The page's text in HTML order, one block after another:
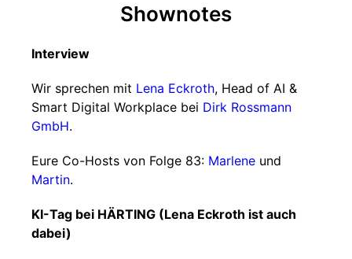
Shownotes
Interview
Wir sprechen mit Lena Eckroth, Head of AI &
Smart Digital Workplace bei Dirk Rossmann
GmbH.
Eure Co-Hosts von Folge 83: Marlene und
Martin.
KI-Tag bei HÄRTING (Lena Eckroth ist auch
dabei)